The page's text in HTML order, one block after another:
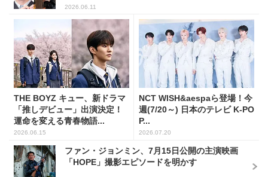
2026.06.11
THE BOYZ キュー、新ドラマ
「推しデビュー」出演決定！
運命を変える青春物語...
2026.06.15
NCT WISH&aespaら登場！今
週(7/20～) 日本のテレビ K-PO
P...
2026.07.20
ファン・ジョンミン、7月15日公開の主演映画
「HOPE」撮影エピソードを明かす